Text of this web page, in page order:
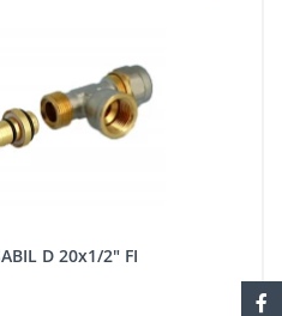
D 20x1/2" FI